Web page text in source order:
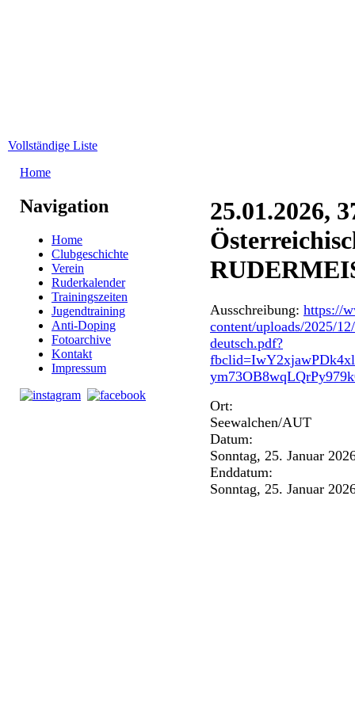
Vollständige Liste
Home
Navigation
Home
Clubgeschichte
Verein
Ruderkalender
Trainingszeiten
Jugendtraining
Anti-Doping
Fotoarchive
Kontakt
Impressum
25.01.2026,
Ausschreibung: https://
content/uploads/2025/
deutsch.pdf?
Ort:
Seewalchen/AUT
Datum:
Sonntag, 25. Januar
Enddatum:
Sonntag, 25. Januar